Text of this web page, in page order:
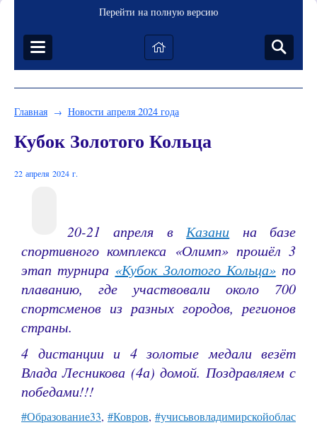
Перейти на полную версию
Главная → Новости апреля 2024 года
Кубок Золотого Кольца
22 апреля 2024 г.
20-21 апреля в Казани на базе
спортивного комплекса «Олимп» прошёл 3
этап турнира «Кубок Золотого Кольца»по
плаванию, где участвовали около 700
спортсменов из разных городов, регионов
страны.
4 дистанции и 4 золотые медали везёт
Влада Лесникова (4а) домой. Поздравляем с
победами!!!
#Образование33, #Ковров, #учисьвовладимирскойобласти